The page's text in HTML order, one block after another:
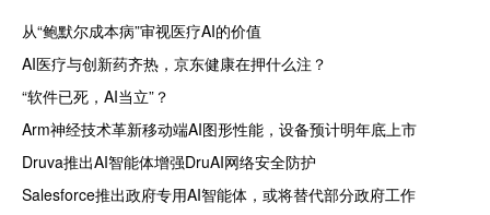
从“鲍默尔成本病”审视医疗AI的价值
AI医疗与创新药齐热，京东健康在押什么注？
“软件已死，AI当立”？
Arm神经技术革新移动端AI图形性能，设备预计明年底上市
Druva推出AI智能体增强DruAI网络安全防护
Salesforce推出政府专用AI智能体，或将替代部分政府工作